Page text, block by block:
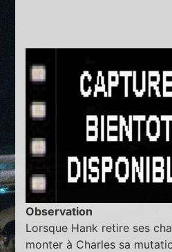
Observation
Lorsque Hank retire ses
monter à Charles sa